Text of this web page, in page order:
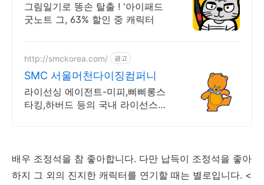
그림일기로 똥손 탈출 ! '아이패드
굿노트 그, 63% 할인 중 캐릭터
http://smckorea.com/ 광고
SMC 서울머천다이징컴퍼니
라이선싱 에이전트-미피,삐삐롱스
타킹,하버드 등의 국내 라이선스
배우 조정석을 참 좋아합니다. 다만 납득이 조정석을 좋아
하지 그 외의 진지한 캐릭터를 연기할 때는 별로입니다. <